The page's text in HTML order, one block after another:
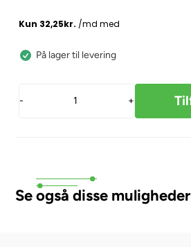
På lager til levering
- +
Se også disse muligheder